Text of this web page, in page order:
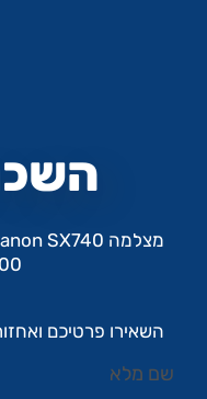
השאירו פרטיכם
שם מלא